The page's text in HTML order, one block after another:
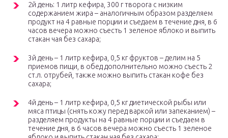
2й день: 1 литр кефира, 300 г творога с низким
содержанием жира – аналогичным образом разделяем
продукт на 4 равные порции и съедаем в течение дня, в 6
часов вечера можно съесть 1 зеленое яблоко и выпить
стакан чая без сахара;
3й день – 1 литр кефира, 0,5 кг фруктов – делим на 5
приемов пищи, в обед дополнительно можно съесть 2
ст.л. отрубей, также можно выпить стакан кофе без
сахара;
4й день – 1 литр кефира, 0,5 кг диетической рыбы или
мяса птицы (снять кожу перед варкой или запеканием) –
разделяем продукты на 4 равные порции и съедаем в
течение дня, в 6 часов вечера можно съесть 1 зеленое